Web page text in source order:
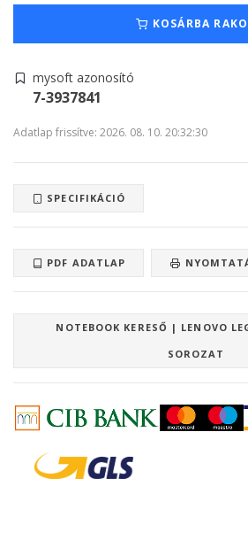
KOSÁRBA
mysoft azonosító
7-3937841
Adatlap frissítve: 2026. 08. 10. 20:32:30
SPECIFIKÁCIÓ
PDF ADATLAP
NOTEBOOK KERESŐ | LENOVO
SOROZAT